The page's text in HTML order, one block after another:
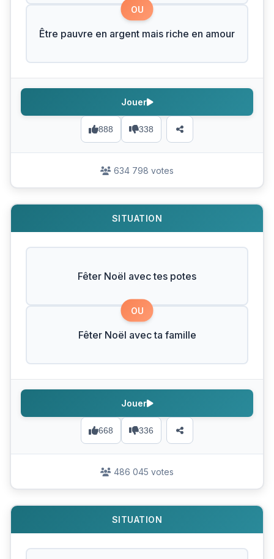
OU
Être pauvre en argent mais riche en amour
888 338
Jouer
634 798 votes
SITUATION
Fêter Noël avec tes potes
OU
Fêter Noël avec ta famille
668 336
Jouer
486 045 votes
SITUATION